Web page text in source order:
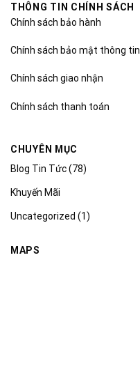
THÔNG TIN CHÍNH SÁCH
Chính sách bảo hành
Chính sách bảo mật thông tin
Chính sách giao nhận
Chính sách thanh toán
CHUYÊN MỤC
Blog Tin Tức(78)
Khuyến Mãi
Uncategorized (1)
MAPS